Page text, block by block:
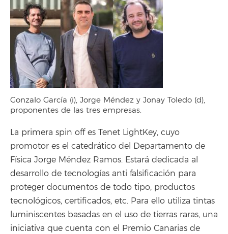
Gonzalo García (i), Jorge Méndez y Jonay Toledo (d),
proponentes de las tres empresas.
La primera spin off es Tenet LightKey, cuyo
promotor es el catedrático del Departamento de
Física Jorge Méndez Ramos. Estará dedicada al
desarrollo de tecnologías anti falsificación para
proteger documentos de todo tipo, productos
tecnológicos, certificados, etc. Para ello utiliza tintas
luminiscentes basadas en el uso de tierras raras, una
iniciativa que cuenta con el Premio Canarias de